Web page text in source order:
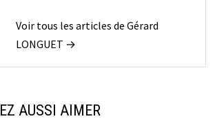
Voir tous les articles de Gérard
LONGUET →
AUSSI AIMER